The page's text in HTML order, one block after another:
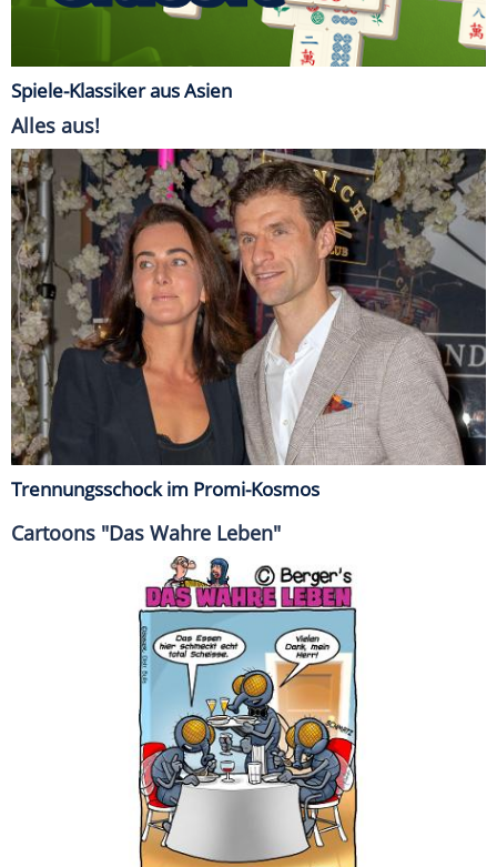
Spiele-Klassiker aus Asien
Alles aus!
Trennungsschock im Promi-Kosmos
Cartoons "Das Wahre Leben"